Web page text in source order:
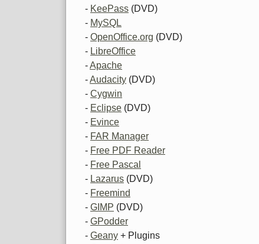
- KeePass (DVD)
- MySQL
- OpenOffice.org (DVD)
- LibreOffice
-Apache
-Audacity (DVD)
- Cygwin
- Eclipse (DVD)
- Evince
- FAR Manager
- Free PDF Reader
- Free Pascal
- Lazarus (DVD)
- Freemind
- GIMP (DVD)
- GPodder
- Geany + Plugins